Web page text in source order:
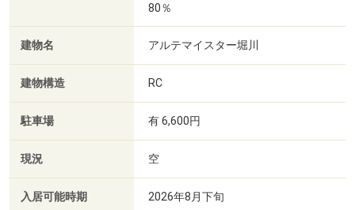
80％
建物名 アルテマイスター堀川
建物構造 RC
駐車場 有 6,600円
現況 空
入居可能時期 2026年8月下旬